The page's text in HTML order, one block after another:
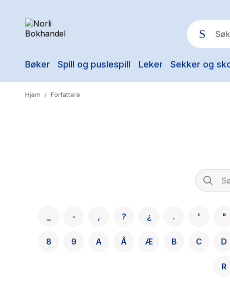
Bøker Spill og puslespill Leker Sekker og
Hjem / Forfattere
- , ? ¿ . ' "
8 9 A Å Æ B C D
R